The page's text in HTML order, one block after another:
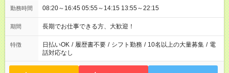
勤務時間 08:20～16:45 05:55～14:15 13:55～22:15
期間 長期でお仕事できる方、大歓迎！
特徴 日払いOK / 履歴書不要 / シフト勤務 / 10名以上の大量募集 / 電
話対応なし